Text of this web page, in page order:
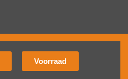
Voorraad